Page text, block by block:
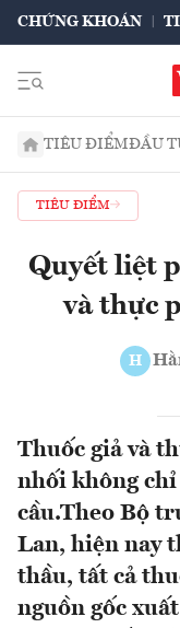
CHỨNG KHOÁN
TIÊU ĐIỂMĐẦU
TIÊU ĐIỂM
Quyết liệt
và thực
H
Thuốc giả và
nhối không
cầu.Theo Bộ
Lan, hiện nay
thầu, tất cả
nguồn gốc